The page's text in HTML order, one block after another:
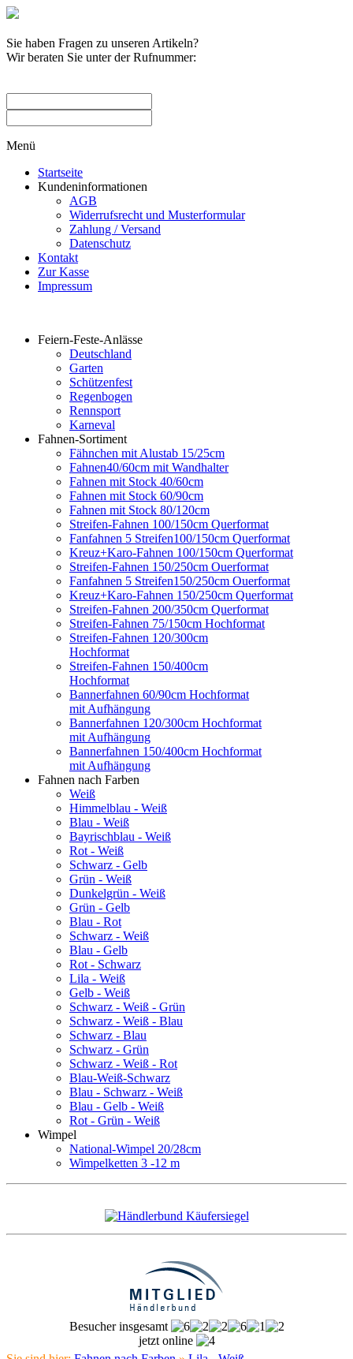
Sie haben Fragen zu unseren Artikeln?
Wir beraten Sie unter der Rufnummer:
Menü
Startseite
Kundeninformationen
AGB
Widerrufsrecht und Musterformular
Zahlung / Versand
Datenschutz
Kontakt
Zur Kasse
Impressum
Feiern-Feste-Anlässe
Deutschland
Garten
Schützenfest
Regenbogen
Rennsport
Karneval
Fahnen-Sortiment
Fähnchen mit Alustab 15/25cm
Fahnen40/60cm mit Wandhalter
Fahnen mit Stock 40/60cm
Fahnen mit Stock 60/90cm
Fahnen mit Stock 80/120cm
Streifen-Fahnen 100/150cm Querformat
Fanfahnen 5 Streifen100/150cm Querformat
Kreuz+Karo-Fahnen 100/150cm Querformat
Streifen-Fahnen 150/250cm Ouerformat
Fanfahnen 5 Streifen150/250cm Ouerformat
Kreuz+Karo-Fahnen 150/250cm Querformat
Streifen-Fahnen 200/350cm Querformat
Streifen-Fahnen 75/150cm Hochformat
Streifen-Fahnen 120/300cm
Hochformat
Streifen-Fahnen 150/400cm
Hochformat
Bannerfahnen 60/90cm Hochformat
mit Aufhängung
Bannerfahnen 120/300cm Hochformat
mit Aufhängung
Bannerfahnen 150/400cm Hochformat
mit Aufhängung
Fahnen nach Farben
Weiß
Himmelblau - Weiß
Blau - Weiß
Bayrischblau - Weiß
Rot - Weiß
Schwarz - Gelb
Grün - Weiß
Dunkelgrün - Weiß
Grün - Gelb
Blau - Rot
Schwarz - Weiß
Blau - Gelb
Rot - Schwarz
Lila - Weiß
Gelb - Weiß
Schwarz - Weiß - Grün
Schwarz - Weiß - Blau
Schwarz - Blau
Schwarz - Grün
Schwarz - Weiß - Rot
Blau-Weiß-Schwarz
Blau - Schwarz - Weiß
Blau - Gelb - Weiß
Rot - Grün - Weiß
Wimpel
National-Wimpel 20/28cm
Wimpelketten 3 -12 m
Besucher insgesamt
jetzt online